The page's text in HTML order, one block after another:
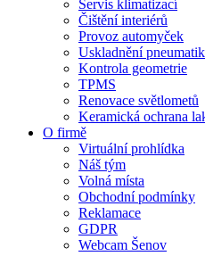
Servis klimatizací
Čištění interiérů
Provoz automyček
Uskladnění pneumatik
Kontrola geometrie
TPMS
Renovace světlometů
Keramická ochrana
O firmě
Virtuální prohlídka
Náš tým
Volná místa
Obchodní podmínky
Reklamace
GDPR
Webcam Šenov